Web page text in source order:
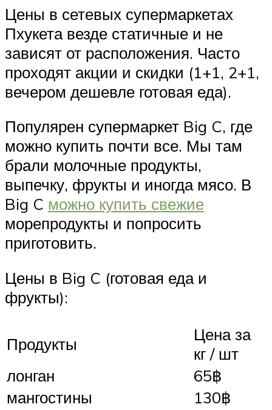
Цены в сетевых супермаркетах
Пхукета везде статичные и не
зависят от расположения. Часто
проходят акции и скидки (1+1, 2+1,
вечером дешевле готовая еда).
Популярен супермаркет Big C, где
можно купить почти все. Мы там
брали молочные продукты,
выпечку, фрукты и иногда мясо. В
Big C можно купить свежие
морепродукты и попросить
приготовить.
Цены в Big C (готовая еда и
фрукты):
Продукты
Цена за
кг / шт
лонган
65฿
мангостины
130฿